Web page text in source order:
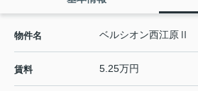
物件名 ベルシオン西江原Ⅱ
賃料 5.25万円